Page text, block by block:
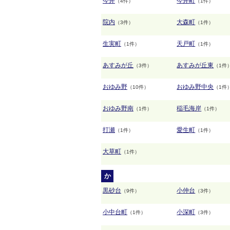
院内 （3件） 大森町 （1件）
生実町 （1件） 天戸町 （1件）
あすみが丘 （3件） あすみが丘東 （1件
おゆみ野 （10件） おゆみ野中央 （1件
おゆみ野南 （1件） 稲毛海岸 （1件）
打瀬 （1件） 愛生町 （1件）
大草町 （1件）
か
黒砂台 （9件） 小仲台 （3件）
小中台町 （1件） 小深町 （3件）